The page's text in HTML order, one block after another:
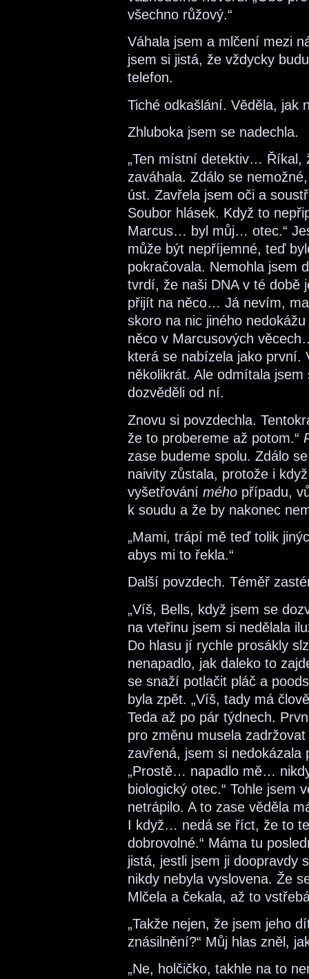
všechno růžový.“
Váhala jsem a mlčení mezi
jsem si jistá, že vždycky
telefon.
Tiché odkašlání. Věděla, jak
Zhluboka jsem se nadechla.
„Ten místní detektiv… Říkal,
zaváhala. Zdálo se
úst. Zavřela jsem oči a
Soubor hlásek. Když to
Marcus… byl můj… otec.“
může být nepříjemné, teď
pokračovala. Nemohla jsem
tvrdí, že naši DNA v té době
přijít na něco… Já nevím,
skoro na nic jiného
něco v Marcusových
která se nabízela jako první.
několikrát. Ale odmítala
dozvěděli od ní.
Znovu si povzdechla.
že to probereme až potom.“
zase budeme spolu. Zdálo
naivity zůstala, protože i
vyšetřování mého případu,
k soudu a že by nakonec
„Mami, trápí mě teď tolik
abys mi to řekla.“
Další povzdech. Téměř
„Víš, Bells, když jsem se
na vteřinu jsem si nedělala
Do hlasu jí rychle prosákly
nenapadlo, jak daleko to
se snaží potlačit pláč a
byla zpět. „Víš, tady má
Teda až po pár týdnech.
pro změnu musela
zavřená, jsem si
„Prostě… napadlo mě…
biologický otec.“ Tohle jsem
netrápilo. A to zase věděla
I když… nedá se říct, že to
dobrovolné.“ Máma tu
jistá, jestli jsem ji doopravdy
nikdy nebyla vyslovena. Že
Mlčela a čekala, až to
„Takže nejen, že jsem jeho
znásilnění?“ Můj hlas zněl,
„Ne, holčičko, takhle na to